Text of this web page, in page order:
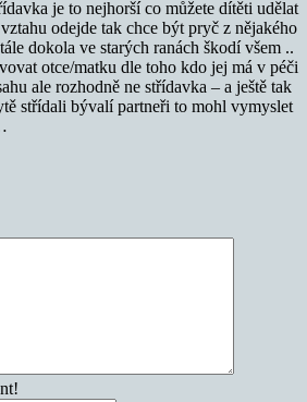
je to nejhorší co můžete dítěti udělat
odejde tak chce být pryč z nějakého
dokola ve starých ranách škodí všem ..
otce/matku dle toho kdo jej má v péči
ale rozhodně ne střídavka – a ještě tak
střídali bývalí partneři to mohl vymyslet